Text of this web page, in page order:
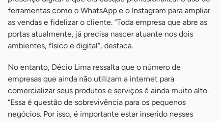
ferramentas como o WhatsApp e o Instagram para ampliar
as vendas e fidelizar o cliente. “Toda empresa que abre as
portas atualmente, já precisa nascer atuante nos dois
ambientes, físico e digital”, destaca.
No entanto, Décio Lima ressalta que o número de
empresas que ainda não utilizam a internet para
comercializar seus produtos e serviços é ainda muito alto.
“Essa é questão de sobrevivência para os pequenos
negócios. Por isso, é importante estar inserido nesses